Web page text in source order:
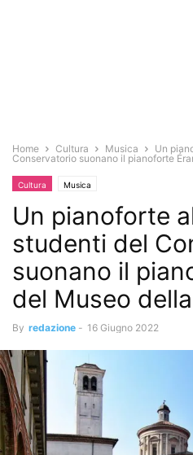
Home Cultura Musica
Un
Conservatorio suonano il pianoforte
Cultura Musica
Un pianoforte
studenti del
suonano il
del Museo
By redazione - 16 Giugno 2022